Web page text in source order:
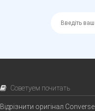
Советуем почитать
Відрізнити оригінал Converse